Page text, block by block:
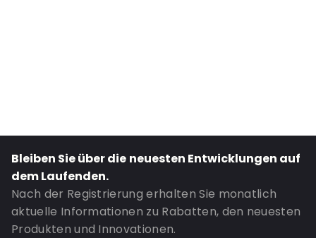
Bleiben Sie über die neuesten Entwicklungen auf
dem Laufenden.
Nach der Registrierung erhalten Sie monatlich
aktuelle Informationen zu Rabatten, den neuesten
Produkten und Innovationen.